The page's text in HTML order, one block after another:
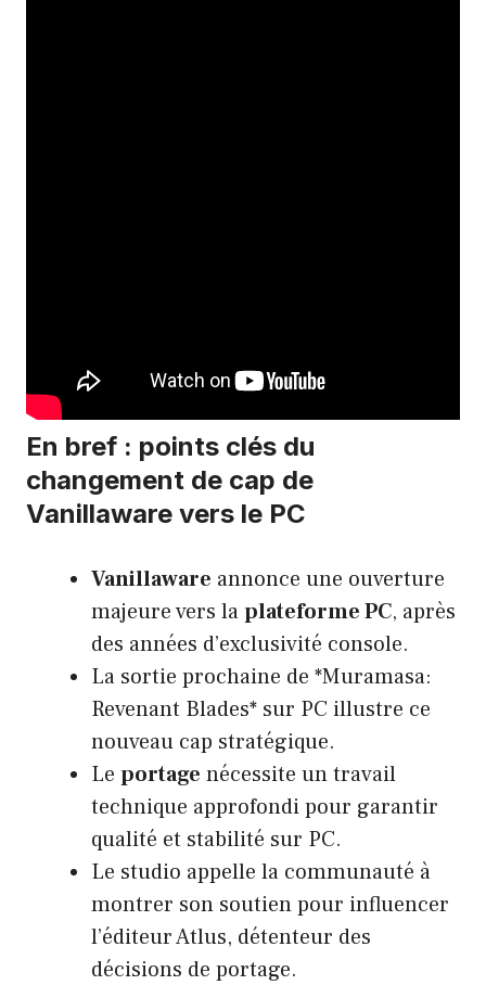
En bref : points clés du
changement de cap de
Vanillaware vers le PC
Vanillaware annonce une ouverture
majeure vers laplateforme PC, après
des années d’exclusivité console.
La sortie prochaine de *Muramasa:
Revenant Blades* sur PC illustre ce
nouveau cap stratégique.
Le portage nécessite un travail
technique approfondi pour garantir
qualité et stabilité sur PC.
Le studio appelle la communauté à
montrer son soutien pour influencer
l’éditeur Atlus, détenteur des
décisions de portage.